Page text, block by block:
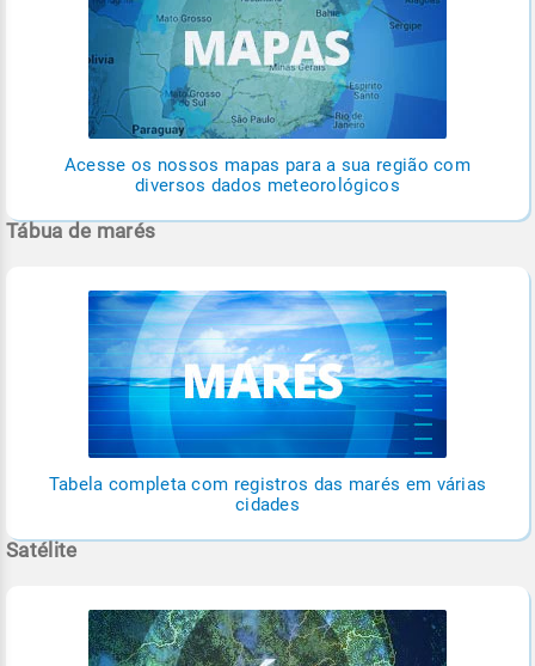
Acesse os nossos mapas para a sua região com
diversos dados meteorológicos
Tábua de marés
Tabela completa com registros das marés em várias
cidades
Satélite